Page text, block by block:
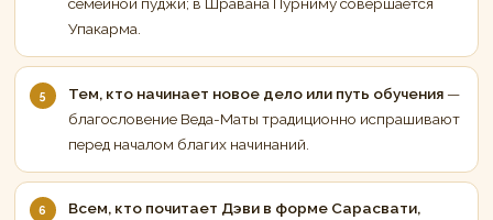
семейной пуджи; в Шравана Пурниму совершается
Упакарма.
Тем, кто начинает новое дело или путь обучения—
благословение Веда-Маты традиционно испрашивают
перед началом благих начинаний.
Всем, кто почитает Дэви в форме Сарасвати,